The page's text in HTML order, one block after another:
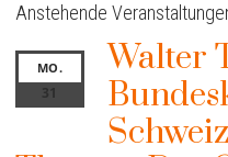
Anstehende
MO.
31
Walter